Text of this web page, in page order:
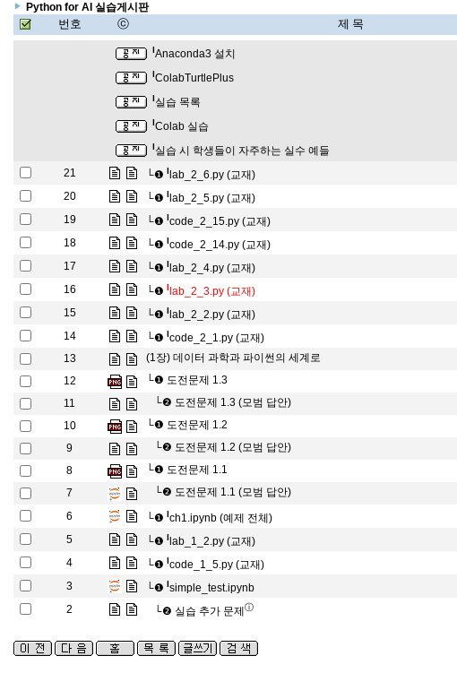
Python for AI 실습게시판
번호 ⓒ 제 목
lAnaconda3 설치
lColabTurtlePlus
l실습 목록
lColab 실습
l실습 시 학생들이 자주하는 실수 예들
21
└❶ l lab_2_6.py (교재)
20
└❶ l lab_2_5.py (교재)
19
└❶ lcode_2_15.py (교재)
18
└❶ lcode_2_14.py (교재)
17
└❶ l lab_2_4.py (교재)
16
└❶ l lab_2_3.py (교재)
15
└❶ l lab_2_2.py (교재)
14
└❶ lcode_2_1.py (교재)
13
(1장) 데이터 과학과 파이썬의 세계로
12
└❶ 도전문제 1.3
11
└❷ 도전문제 1.3 (모범 답안)
10
└❶ 도전문제 1.2
9
└❷ 도전문제 1.2 (모범 답안)
8
└❶ 도전문제 1.1
7
└❷ 도전문제 1.1 (모범 답안)
6
└❶ lch1.ipynb (예제 전체)
5
└❶ l lab_1_2.py (교재)
4
└❶ lcode_1_5.py (교재)
3
└❶ lsimple_test.ipynb
2
└❷ 실습 추가 문제 ⓘ